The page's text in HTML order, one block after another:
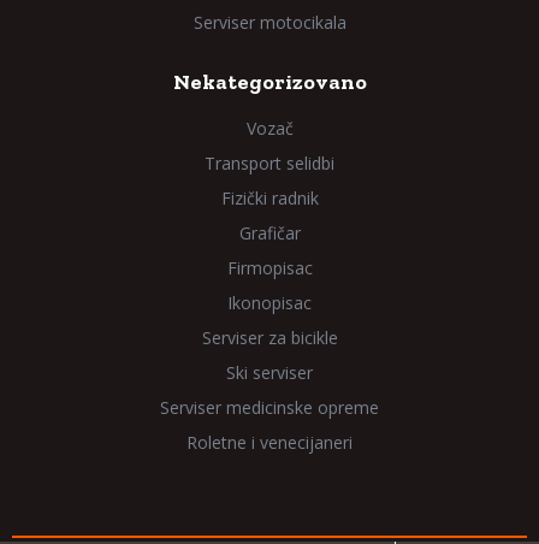
Serviser motocikala
Nekategorizovano
Vozač
Transport selidbi
Fizički radnik
Grafičar
Firmopisac
Ikonopisac
Serviser za bicikle
Ski serviser
Serviser medicinske opreme
Roletne i venecijaneri